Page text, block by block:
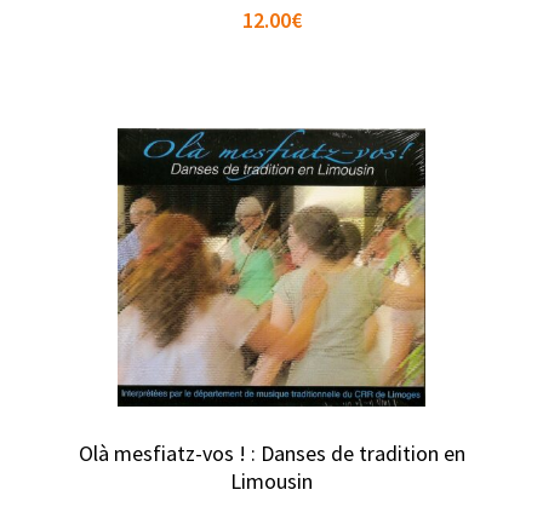
12.00€
Olà mesfiatz-vos ! : Danses de tradition en
Limousin